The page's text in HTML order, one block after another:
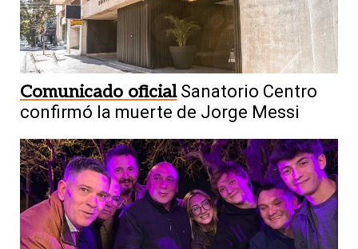
Comunicado oficial Sanatorio Centro
confirmó la muerte de Jorge Messi